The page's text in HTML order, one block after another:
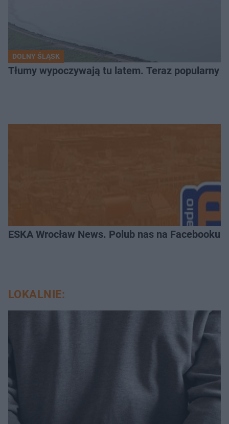
DOLNY ŚLĄSK
Tłumy wypoczywają tu latem. Teraz popularny
ESKA Wrocław News. Polub nas na Facebooku!
LOKALNIE: